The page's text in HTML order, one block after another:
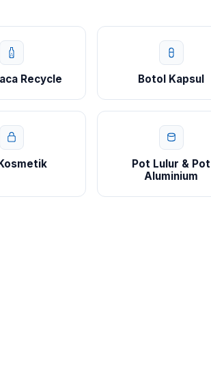
Recycle Botol Kapsul
Pot Lulur & Pot
Aluminium